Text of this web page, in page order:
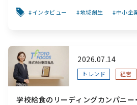
インタビュー 地域創生 中小企
2026.07.14
トレンド 経営
学校給食のリーディングカンパニー